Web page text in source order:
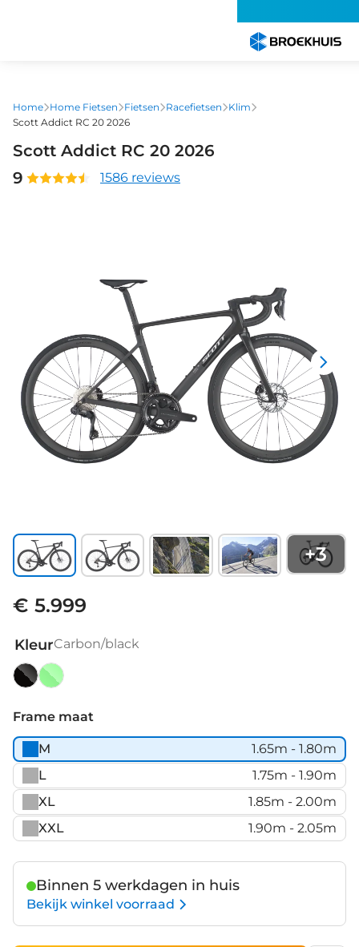
gaan
Home Home Fietsen Fietsen Racefietsen
Klim
Scott Addict RC 20 2026
Scott Addict RC 20 2026
9
1586 reviews
+3
€ 5.999
KleurCarbon/black
Green
Frame maat
M
1.65m - 1.80m
L
1.75m - 1.90m
XL
1.85m - 2.00m
XXL
1.90m - 2.05m
Binnen 5 werkdagen in huis
Bekijk winkel voorraad